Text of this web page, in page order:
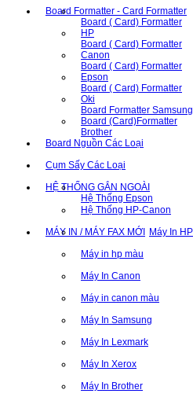
Board Formatter - Card Formatter
Board ( Card) Formatter
HP
Board ( Card) Formatter
Canon
Board ( Card) Formatter
Epson
Board ( Card) Formatter
Oki
Board Formatter Samsung
Board (Card)Formatter
Brother
Board Nguồn Các Loại
Cụm Sấy Các Loại
HỆ THỐNG GẮN NGOÀI
Hệ Thống Epson
Hệ Thống HP-Canon
MÁY IN / MÁY FAX MỚI Máy In HP
Máy in hp màu
Máy In Canon
Máy in canon màu
Máy In Samsung
Máy In Lexmark
Máy In Xerox
Máy In Brother